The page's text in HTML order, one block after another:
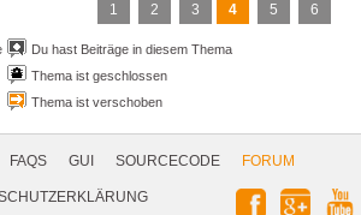
1 2 3 4 5 6
Du hast Beiträge in diesem Thema
Thema ist geschlossen
Thema ist verschoben
FAQS GUI SOURCECODE
FORUM